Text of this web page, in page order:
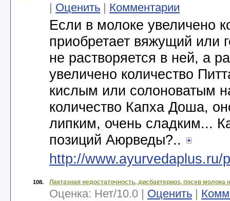
| Оценить | Комментарии
Если в молоке увеличено
приобретает вяжущий или
не растворяется в ней, а
увеличено количество
кислым или солоноватым
количество Капха Доша,
липким, очень сладким...
позиций Аюрведы?..
http://www.ayurvedaplus.ru/
108. Лактазная недостаточность, дисбактериоз, посев
Оценка: Нет/10.0 | Оценить |